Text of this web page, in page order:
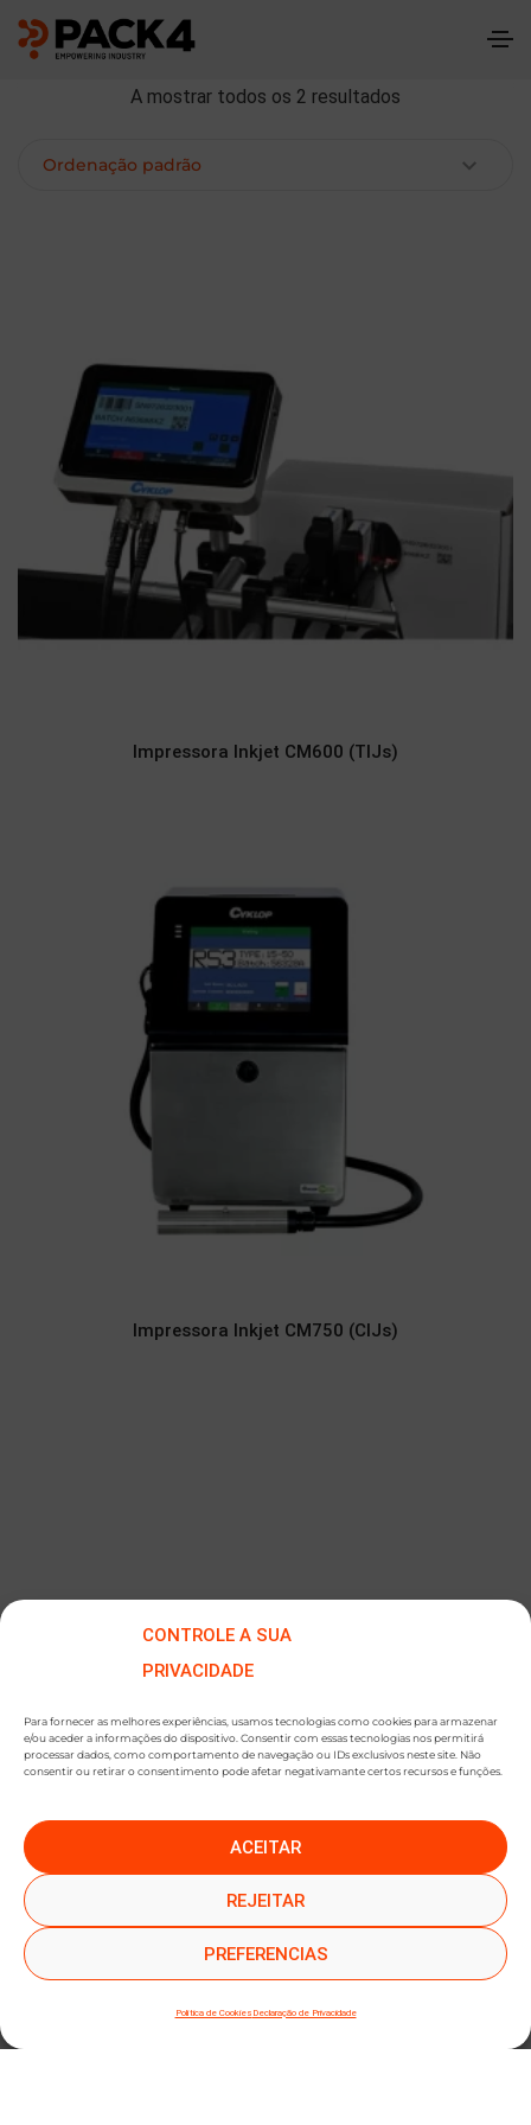
CONTROLE A SUA
PRIVACIDADE
Para fornecer as melhores experiências, usamos tecnologias como cookies para armazenar
e/ou aceder a informações do dispositivo. Consentir com essas tecnologias nos permitirá
processar dados, como comportamento de navegação ou IDs exclusivos neste site. Não
consentir ou retirar o consentimento pode afetar negativamante certos recursos e funções.
ACEITAR
REJEITAR
PREFERENCIAS
Política de Cookies Declaração de Privacidade
A mostrar todos os 2 resultados
Impressora Inkjet CM600 (TIJs)
Impressora Inkjet CM750 (CIJs)
●SUBSCREVER NEWSLETTER●